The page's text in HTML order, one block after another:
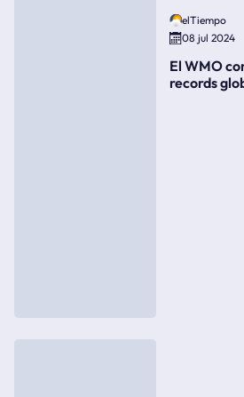
elTiempo
08 jul 2024
El WMO
records